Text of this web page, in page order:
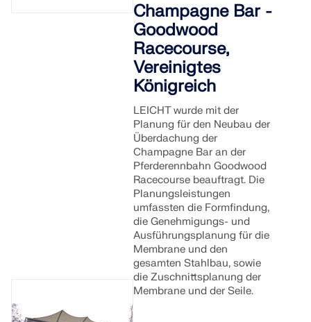
Champagne Bar -
Goodwood
Racecourse,
Vereinigtes
Königreich
LEICHT wurde mit der
Planung für den Neubau der
Überdachung der
Champagne Bar an der
Pferderennbahn Goodwood
Racecourse beauftragt. Die
Planungsleistungen
umfassten die Formfindung,
die Genehmigungs- und
Ausführungsplanung für die
Membrane und den
gesamten Stahlbau, sowie
die Zuschnittsplanung der
Membrane und der Seile.